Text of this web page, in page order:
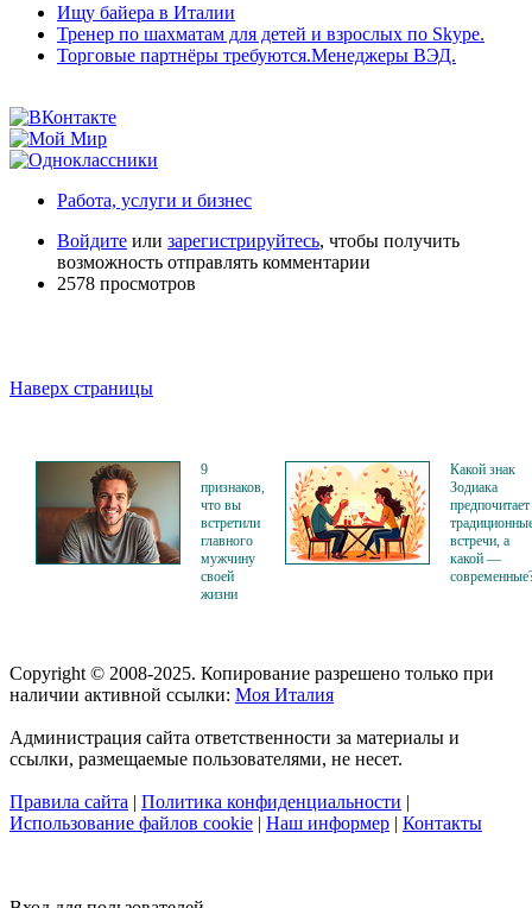
Ищу байера в Италии
Тренер по шахматам для детей и взрослых по Skype.
Торговые партнёры требуются.Менеджеры ВЭД.
Работа, услуги и бизнес
Войдите или зарегистрируйтесь, чтобы получить
возможность отправлять комментарии
2578 просмотров
Наверх страницы
9
признаков,
что вы
встретили
главного
мужчину
своей
жизни
Какой знак
Зодиака
предпочитает
встречи, а
какой —
Copyright © 2008-2025. Копирование разрешено только при
наличии активной ссылки: Моя Италия
Администрация сайта ответственности за материалы и
ссылки, размещаемые пользователями, не несет.
Правила сайта | Политика конфиденциальности |
Использование файлов cookie | Наш информер | Контакты